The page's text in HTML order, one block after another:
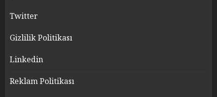
Twitter
Gizlilik Politikası
Linkedin
Reklam Politikası